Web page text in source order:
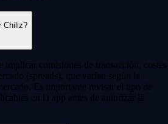
Chiliz?
implicar comisiones de transacción, costes
(spreads), que varían según la
Es importante revisar el tipo de
en la app antes de autorizar la